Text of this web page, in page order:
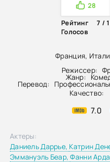
Франция,
Режиссер:
Жанр:
Перевод:
Качество:
7.0
28
Рейтинг
7 /
Голосов
Актеры:
Даниель Даррье, Катрин
Эммануэль Беар,Фанни